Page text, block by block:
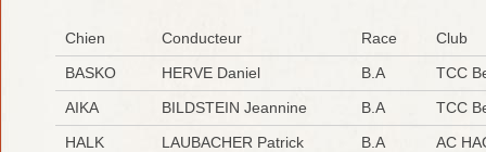
Chien Conducteur Race
Club
BASKO
HERVE Daniel B.A
TCC
AIKA
BILDSTEIN Jeannine B.A
TCC
HALK
LAUBACHER Patrick B.A AC